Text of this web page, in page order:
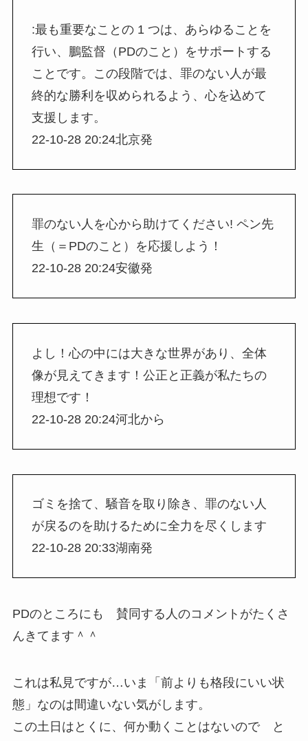
:最も重要なことの 1 つは、あらゆることを
行い、鵬監督（PDのこと）をサポートする
ことです。この段階では、罪のない人が最
終的な勝利を収められるよう、心を込めて
支援します。
22-10-28 20:24北京発
罪のない人を心から助けてください! ペン先
生（＝PDのこと）を応援しよう！
22-10-28 20:24安徽発
よし！心の中には大きな世界があり、全体
像が見えてきます！公正と正義が私たちの
理想です！
22-10-28 20:24河北から
ゴミを捨て、騒音を取り除き、罪のない人
が戻るのを助けるために全力を尽くします
22-10-28 20:33湖南発
PDのところにも 賛同する人のコメントがたくさ
んきてます＾＾
これは私見ですが…いま「前よりも格段にいい状
態」なのは間違いない気がします。
この土日はとくに、何か動くことはないので と